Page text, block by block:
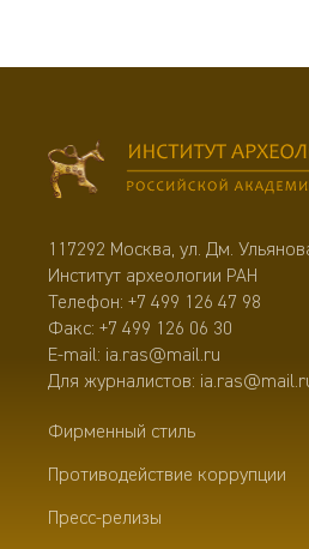
117292 Москва, ул. Дм.
Институт археологии РАН
Телефон: +7 499 126 47 98
Факс: +7 499 126 06 30
E-mail: ia.ras@mail.ru
Для журналистов:
Фирменный стиль
Противодействие коррупции
Пресс-релизы